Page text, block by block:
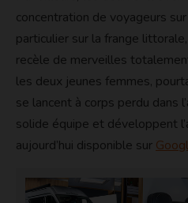
concentration de voyageurs
particulier sur la frange
recèle de merveilles
les deux jeunes femmes,
se lancent à corps perdu dans
solide équipe et développent
aujourd’hui disponible sur